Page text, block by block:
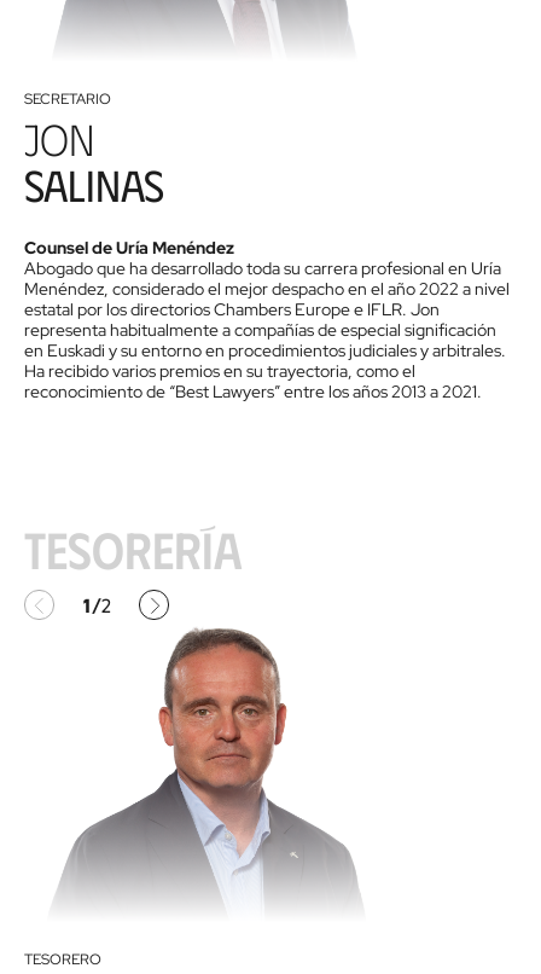
SECRETARIO
Jon
Salinas
Counsel de Uría Menéndez
Abogado que ha desarrollado toda su carrera profesional en Uría
Menéndez, considerado el mejor despacho en el año 2022 a nivel
estatal por los directorios Chambers Europe e IFLR. Jon
representa habitualmente a compañías de especial significación
en Euskadi y su entorno en procedimientos judiciales y arbitrales.
Ha recibido varios premios en su trayectoria, como el
reconocimiento de “Best Lawyers” entre los años 2013 a 2021.
Tesorería
TESORERO
Anterior1/2 Siguiente